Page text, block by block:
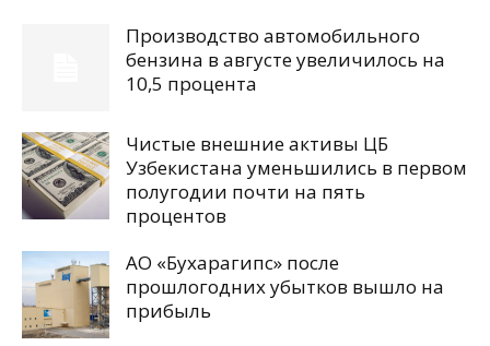
Производство автомобильного
бензина в августе увеличилось на
10,5 процента
Чистые внешние активы ЦБ
Узбекистана уменьшились в первом
полугодии почти на пять
процентов
АО «Бухарагипс» после
прошлогодних убытков вышло на
прибыль